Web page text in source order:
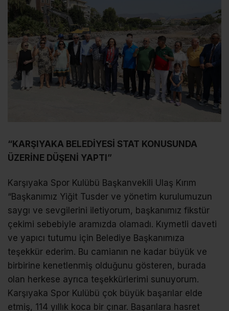
“KARŞIYAKA BELEDİYESİ STAT KONUSUNDA
ÜZERİNE DÜŞENİ YAPTI”
Karşıyaka Spor Kulübü Başkanvekili Ulaş Kırım
“Başkanımız Yiğit Tusder ve yönetim kurulumuzun
saygı ve sevgilerini iletiyorum, başkanımız fikstür
çekimi sebebiyle aramızda olamadı. Kıymetli daveti
ve yapıcı tutumu için Belediye Başkanımıza
teşekkür ederim. Bu camianın ne kadar büyük ve
birbirine kenetlenmiş olduğunu gösteren, burada
olan herkese ayrıca teşekkürlerimi sunuyorum.
Karşıyaka Spor Kulübü çok büyük başarılar elde
etmiş, 114 yıllık koca bir çınar. Başarılara hasret